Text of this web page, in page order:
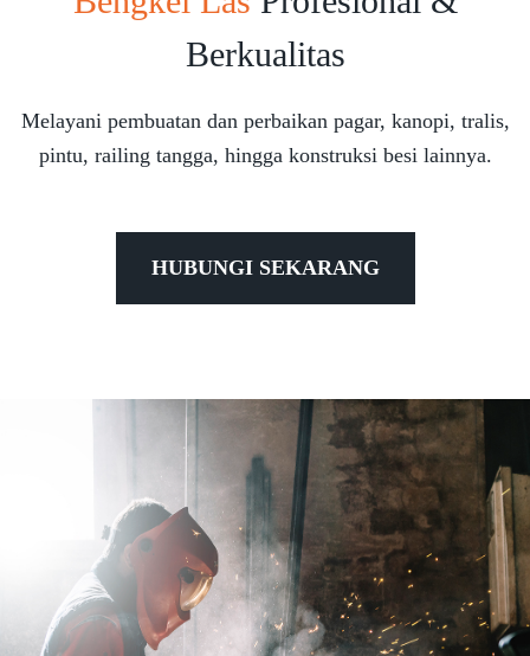
Berkualitas
Melayani pembuatan dan perbaikan pagar, kanopi, tralis,
pintu, railing tangga, hingga konstruksi besi lainnya.
HUBUNGI SEKARANG